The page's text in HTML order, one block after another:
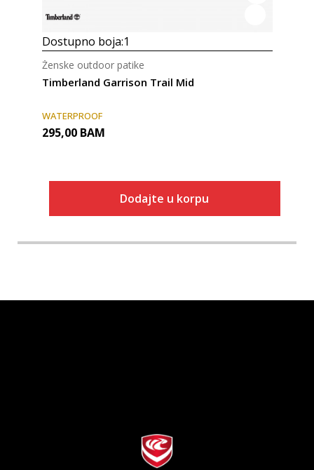
Dostupno boja:1
Timberland Garrison Trail Mid
Ženske outdoor patike
WATERPROOF
295,00 BAM
Dodajte u korpu